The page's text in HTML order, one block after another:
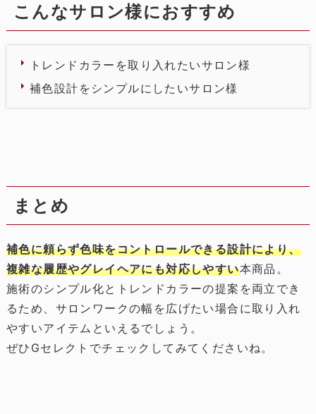
こんなサロン様におすすめ
トレンドカラーを取り入れたいサロン様
補色設計をシンプルにしたいサロン様
まとめ
補色に頼らず色味をコントロールできる設計により、
複雑な履歴やグレイヘアにも対応しやすい本商品。
施術のシンプル化とトレンドカラーの提案を両立でき
るため、サロンワークの幅を広げたい場合に取り入れ
やすいアイテムといえるでしょう。
ぜひGセレクトでチェックしてみてくださいね。